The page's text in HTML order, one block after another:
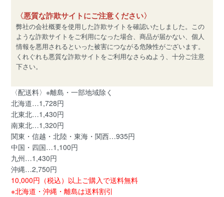
〈悪質な詐欺サイトにご注意ください〉
弊社の会社概要を使用した詐欺サイトを確認いたしました。この
ような詐欺サイトをご利用になった場合、商品が届かない、個人
情報を悪用されるといった被害につながる危険性がございます。
くれぐれも悪質な詐欺サイトをご利用なさらぬよう、十分ご注意
下さい。
〈配送料〉※離島・一部地域除く
北海道…1,728円
北東北…1,430円
南東北…1,320円
関東・信越・北陸・東海・関西…935円
中国・四国…1,100円
九州…1,430円
沖縄…2,750円
10,000円（税込）以上ご購入で送料無料
※北海道・沖縄・離島は送料割引